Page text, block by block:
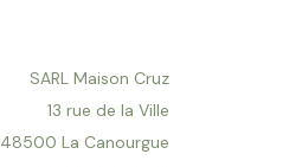
SARL Maison Cruz
13 rue de la Ville
48500 La Canourgue